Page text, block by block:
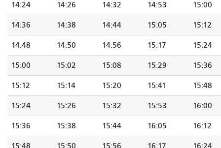
14:24 14:26 14:32 14:53 15:00
14:36 14:38 14:44 15:05 15:12
14:48 14:50 14:56 15:17 15:24
15:00 15:02 15:08 15:29 15:36
15:12 15:14 15:20 15:41 15:48
15:24 15:26 15:32 15:53 16:00
15:36 15:38 15:44 16:05 16:12
15:48 15:50 15:56 16:17 16:24